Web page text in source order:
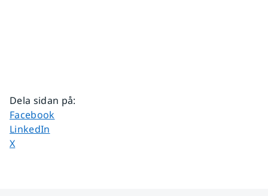
Dela sidan på:
Dela sidan på
Facebook
Dela sidan på
LinkedIn
Dela sidan på
X